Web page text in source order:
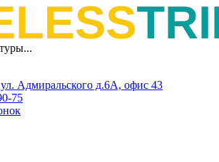
Адмиральского д.6А, офис 43
75